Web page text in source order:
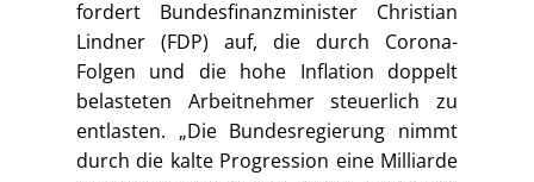
fordert Bundesfinanzminister Christian
Lindner (FDP) auf, die durch Corona-
Folgen und die hohe Inflation doppelt
belasteten Arbeitnehmer steuerlich zu
entlasten. „Die Bundesregierung nimmt
durch die kalte Progression eine Milliarde